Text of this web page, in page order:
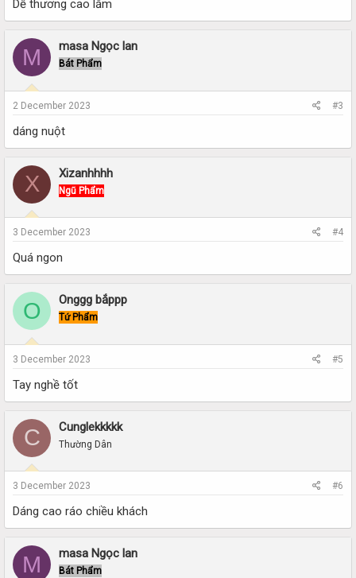
Dễ thương cao lắm
M masa Ngọc lan
Bát Phẩm
2 December 2023 #3
dáng nuột
X Xizanhhhh
Ngũ Phẩm
3 December 2023 #4
Quá ngon
O Onggg bắppp
Tứ Phẩm
3 December 2023 #5
Tay nghề tốt
C Cunglekkkkk
Thường Dân
3 December 2023 #6
Dáng cao ráo chiều khách
M masa Ngọc lan
Bát Phẩm